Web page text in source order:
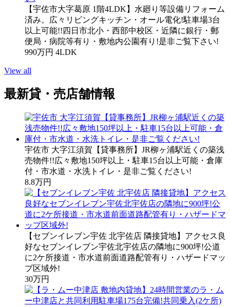
【宇佐市大字葛原 1階4LDK】水廻り等設備リフォーム
済み。広々リビングキッチン・オール電化!駐車場3台
以上可能!!四日市北小・西部中校区・近隣に銀行・郵
便局・病院等有り・敷地内公園有り!是非ご覧下さい!
990万円 4LDK
View all
最新貸・売店舗情報
宇佐市 大字江須賀【貸事務所】JR柳ヶ浦駅近くの築浅
売物件!!広々敷地150坪以上・駐車15台以上可能・倉庫
付・市水道・水洗トイレ・是非ご覧ください!
8.8万円
【セブンイレブン宇佐 北宇佐店 隣接貸地】アクセス良
好なセブンイレブン宇佐北宇佐店の隣地に900坪!公道
に2ケ所接道・市水道前面道路配管有り・ハザードマッ
プ区域外!
30万円